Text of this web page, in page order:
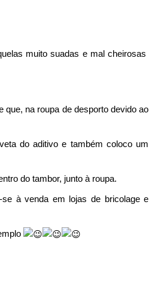
muito suadas e mal cheirosas
na roupa de desporto devido ao
do aditivo e também coloco um
do tambor, junto à roupa.
à venda em lojas de bricolage e